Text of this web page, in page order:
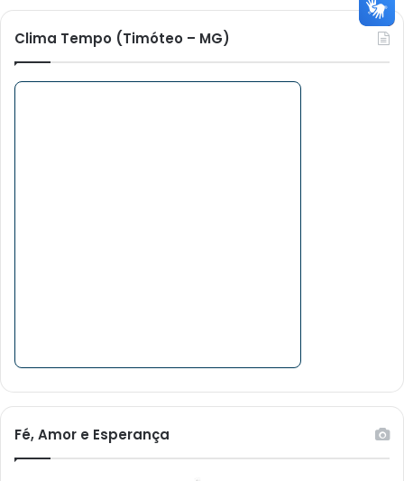
Clima Tempo (Timóteo – MG)
Fé, Amor e Esperança